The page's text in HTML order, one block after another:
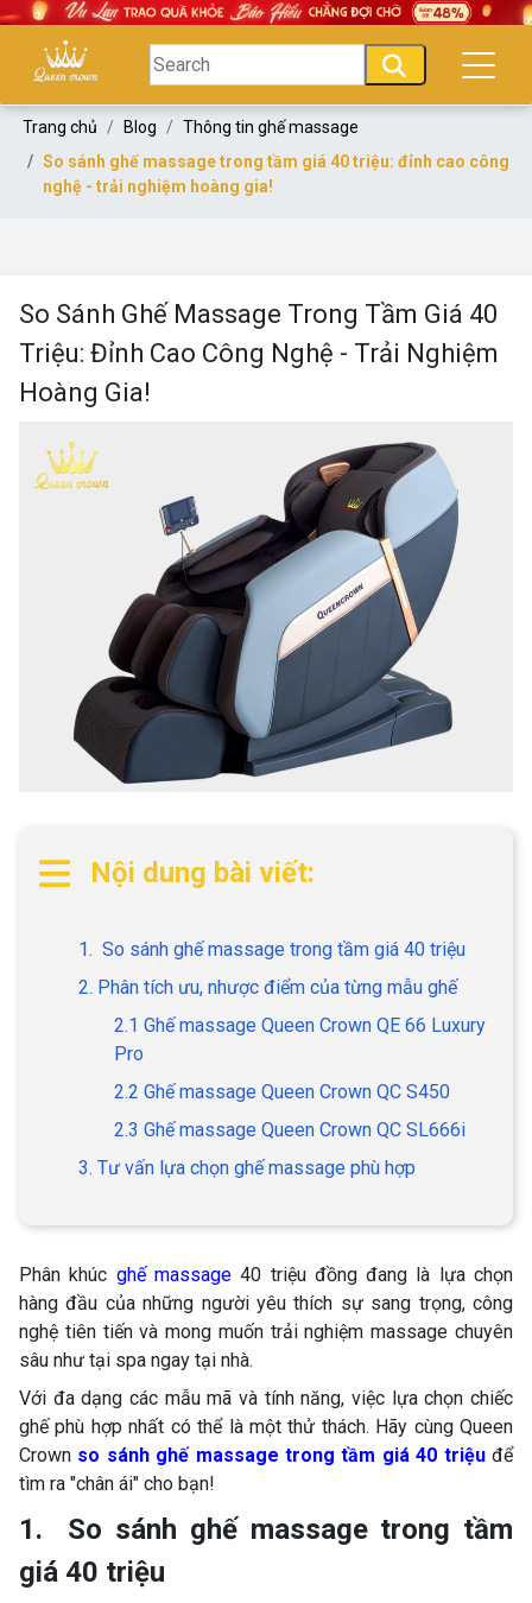
Trang chủ Blog
Thông tin ghế massage
So sánh ghế massage trong tầm giá 40 triệu: đỉnh cao công
nghệ - trải nghiệm hoàng gia!
So Sánh Ghế Massage Trong Tầm Giá 40
Triệu: Đỉnh Cao Công Nghệ - Trải Nghiệm
Hoàng Gia!
Nội dung bài viết:
1. So sánh ghế massage trong tầm giá 40 triệu
2. Phân tích ưu, nhược điểm của từng mẫu ghế
2.1 Ghế massage Queen Crown QE 66 Luxury
Pro
2.2 Ghế massage Queen Crown QC S450
2.3 Ghế massage Queen Crown QC SL666i
3. Tư vấn lựa chọn ghế massage phù hợp
Phân khúc ghế massage40 triệu đồng đang là lựa chọn
hàng đầu của những người yêu thích sự sang trọng, công
nghệ tiên tiến và mong muốn trải nghiệm massage chuyên
sâu như tại spa ngay tại nhà.
Với đa dạng các mẫu mã và tính năng, việc lựa chọn chiếc
ghế phù hợp nhất có thể là một thử thách. Hãy cùng Queen
Crown so sánh ghế massage trong tầm giá 40 triệuđể
tìm ra "chân ái" cho bạn!
1. So sánh ghế massage trong tầm
giá 40 triệu